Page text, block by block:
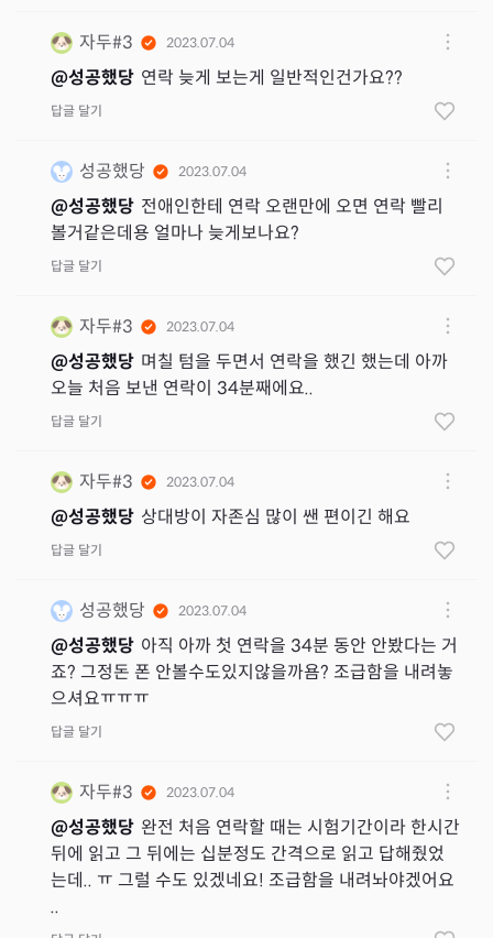
자두#3 2023.07.04
@성공했당 연락 늦게 보는게 일반적인건가요??
답글 달기
성공했당 2023.07.04
@성공했당 전애인한테 연락 오랜만에 오면 연락 빨리
볼거같은데용 얼마나 늦게보나요?
답글 달기
자두#3 2023.07.04
@성공했당 며칠 텀을 두면서 연락을 했긴 했는데 아까
오늘 처음 보낸 연락이 34분째에요..
답글 달기
자두#3 2023.07.04
@성공했당 상대방이 자존심 많이 쌘 편이긴 해요
답글 달기
성공했당 2023.07.04
@성공했당 아직 아까 첫 연락을 34분 동안 안봤다는 거
죠? 그정돈 폰 안볼수도있지않을까욤? 조급함을 내려놓
으셔요ㅠㅠㅠ
답글 달기
자두#3 2023.07.04
@성공했당 완전 처음 연락할 때는 시험기간이라 한시간
뒤에 읽고 그 뒤에는 십분정도 간격으로 읽고 답해줬었
는데.. ㅠ 그럴 수도 있겠네요! 조급함을 내려놔야겠어요
..